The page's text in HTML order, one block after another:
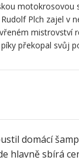
motokrosovou
Plch zajel v
mistrovství
překopal svůj
domácí
hlavně sbírá